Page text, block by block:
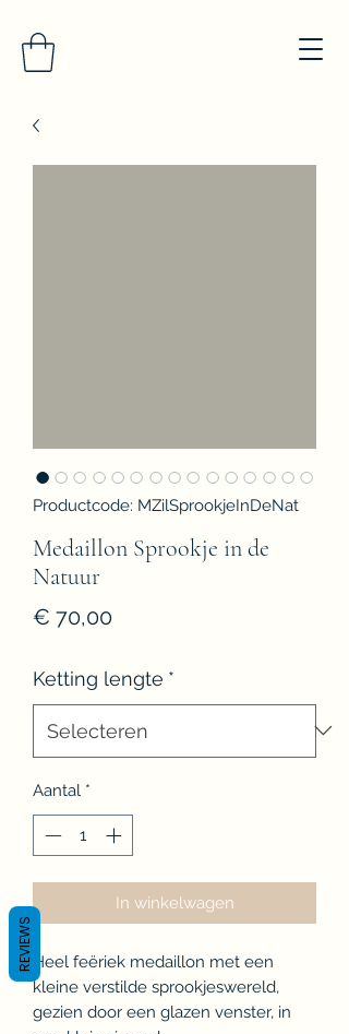
Productcode: MZilSprookjeInDeNat
Medaillon Sprookje in de
Natuur
€ 70,00Prijs
Ketting lengte *
Aantal *
In winkelwagen
Heel feëriek medaillon met een
kleine verstilde sprookjeswereld,
gezien door een glazen venster, in
REVIEWS